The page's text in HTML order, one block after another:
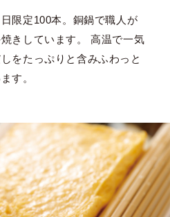
限定100本。銅鍋で職人が
きしています。 高温で一気
をたっぷりと含みふわっと
す。